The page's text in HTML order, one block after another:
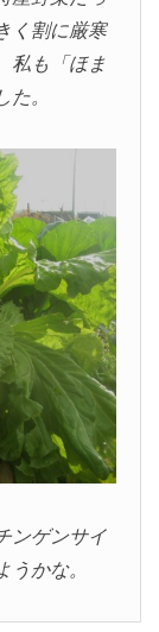
く割に厳寒
私も「ほま
。
ンゲンサイ
かな。